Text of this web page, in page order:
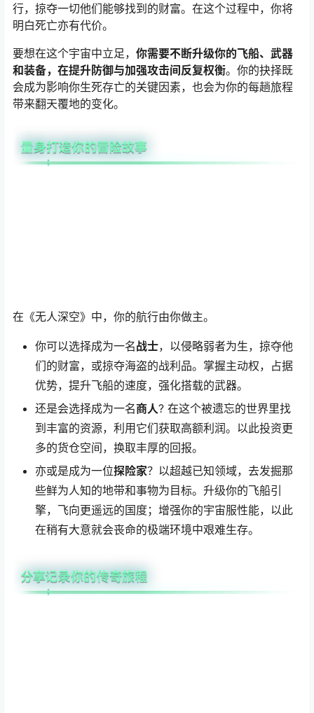
行，掠夺一切他们能够找到的财富。在这个过程中，你将
明白死亡亦有代价。
要想在这个宇宙中立足， 你需要不断升级你的飞船、武器
和装备，在提升防御与加强攻击间反复权衡。你的抉择既
会成为影响你生死存亡的关键因素，也会为你的每趟旅程
带来翻天覆地的变化。
在《无人深空》中，你的航行由你做主。
你可以选择成为一名 战士
，以侵略弱者为生，掠夺他
们的财富，或掠夺海盗的战利品。掌握主动权，占据
优势，提升飞船的速度，强化搭载的武器。
还是会选择成为一名商人 ? 在这个被遗忘的世界里找
到丰富的资源，利用它们获取高额利润。以此投资更
多的货仓空间，换取丰厚的回报。
亦或是成为一位 探险家？以超越已知领域，去发掘那
些鲜为人知的地带和事物为目标。升级你的飞船引
擎，飞向更遥远的国度；增强你的宇宙服性能，以此
在稍有大意就会丧命的极端环境中艰难生存。